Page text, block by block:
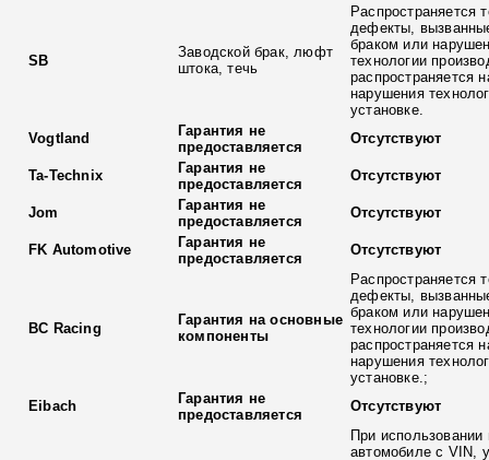
SB
Заводской брак, люфт
штока, течь
Распространяется
дефекты,
браком или
технологии
распространяется
нарушения
установке.
Vogtland
Гарантия не
предоставляется
Отсутствуют
Ta-Technix
Гарантия не
предоставляется
Отсутствуют
Jom
Гарантия не
предоставляется
Отсутствуют
FK Automotive
Гарантия не
предоставляется
Отсутствуют
BC Racing
Гарантия на основные
компоненты
Распространяется
дефекты,
браком или
технологии
распространяется
нарушения
установке.;
Eibach
Гарантия не
предоставляется
Отсутствуют
При использовании
автомобиле с VIN,